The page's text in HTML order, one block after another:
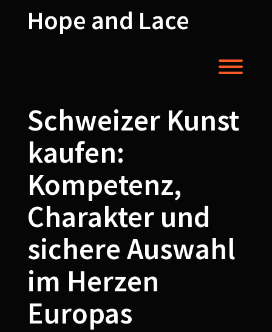
Hope and Lace
Schweizer Kunst
kaufen:
Kompetenz,
Charakter und
sichere Auswahl
im Herzen
Europas